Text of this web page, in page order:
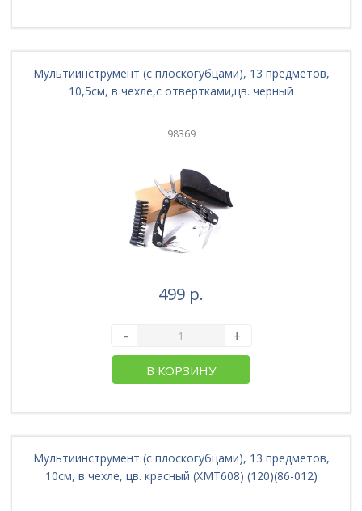
Мультиинструмент (с плоскогубцами), 13 предметов,
10,5см, в чехле,с отвертками,цв. черный
98369
499 р.
- +
В КОРЗИНУ
Мультиинструмент (с плоскогубцами), 13 предметов,
10см, в чехле, цв. красный (XMT608) (120)(86-012)